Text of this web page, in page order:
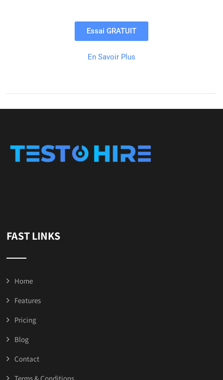
Essai GRATUIT
En Savoir Plus
FAST LINKS
Home
Features
Pricing
Blog
Contact